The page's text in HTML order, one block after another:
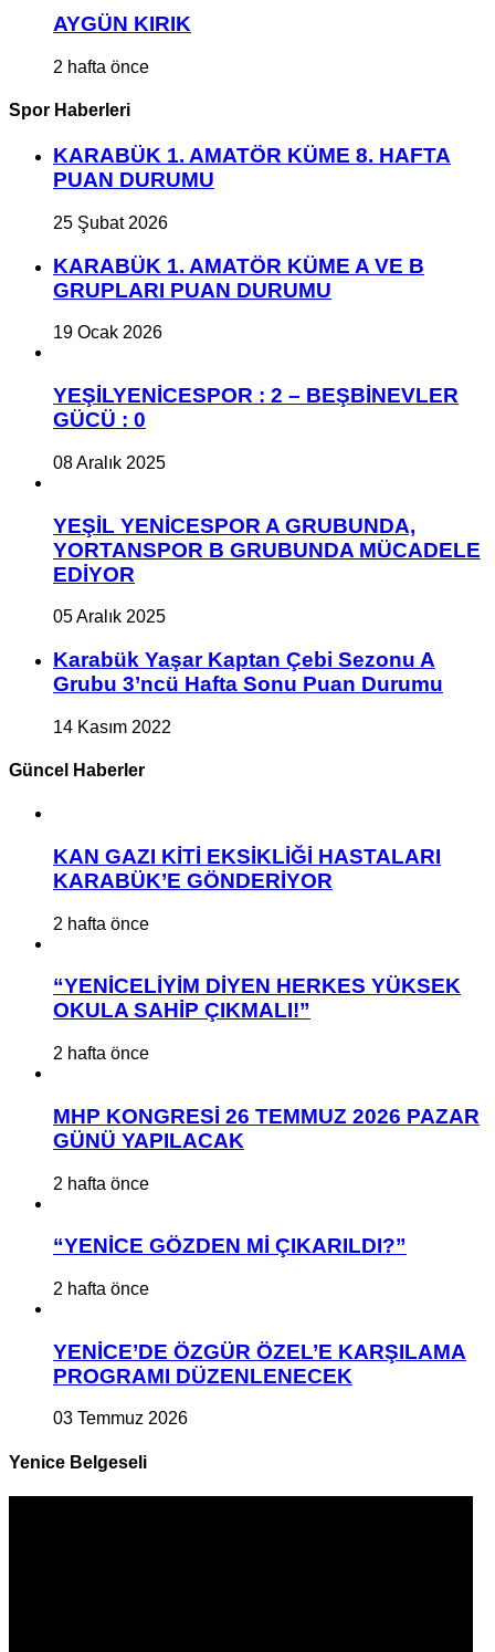
AYGÜN KIRIK
2 hafta önce
Spor Haberleri
KARABÜK 1. AMATÖR KÜME 8. HAFTA
PUAN DURUMU
25 Şubat 2026
KARABÜK 1. AMATÖR KÜME A VE B
GRUPLARI PUAN DURUMU
19 Ocak 2026
YEŞİLYENİCESPOR : 2 – BEŞBİNEVLER
GÜCÜ : 0
08 Aralık 2025
YEŞİL YENİCESPOR A GRUBUNDA,
YORTANSPOR B GRUBUNDA MÜCADELE
EDİYOR
05 Aralık 2025
Karabük Yaşar Kaptan Çebi Sezonu A
Grubu 3’ncü Hafta Sonu Puan Durumu
14 Kasım 2022
Güncel Haberler
KAN GAZI KİTİ EKSİKLİĞİ HASTALARI
KARABÜK’E GÖNDERİYOR
2 hafta önce
“YENİCELİYİM DİYEN HERKES YÜKSEK
OKULA SAHİP ÇIKMALI!”
2 hafta önce
MHP KONGRESİ 26 TEMMUZ 2026 PAZAR
GÜNÜ YAPILACAK
2 hafta önce
“YENİCE GÖZDEN Mİ ÇIKARILDI?”
2 hafta önce
YENİCE’DE ÖZGÜR ÖZEL’E KARŞILAMA
PROGRAMI DÜZENLENECEK
03 Temmuz 2026
Yenice Belgeseli